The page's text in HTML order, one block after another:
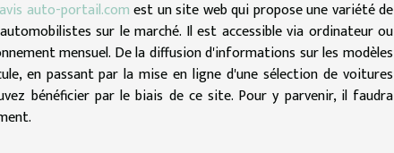
avis auto-portail.comest un site web qui propose une variété de
sur le marché. Il est accessible via ordinateur ou
mensuel. De la diffusion d'informations sur les modèles
en passant par la mise en ligne d'une sélection de voitures
bénéficier par le biais de ce site. Pour y parvenir, il faudra